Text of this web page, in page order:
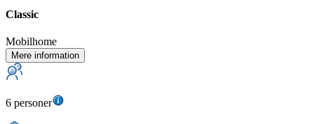
Classic
Mobilhome
Mere information
6 personer